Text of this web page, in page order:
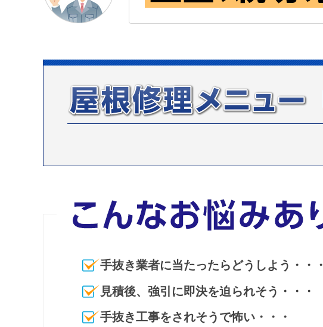
漆喰工事 屋根鈑金工事
手抜き業者に当たったらどうしよう・・・
見積後、強引に即決を迫られそう・・・
手抜き工事をされそうで怖い・・・